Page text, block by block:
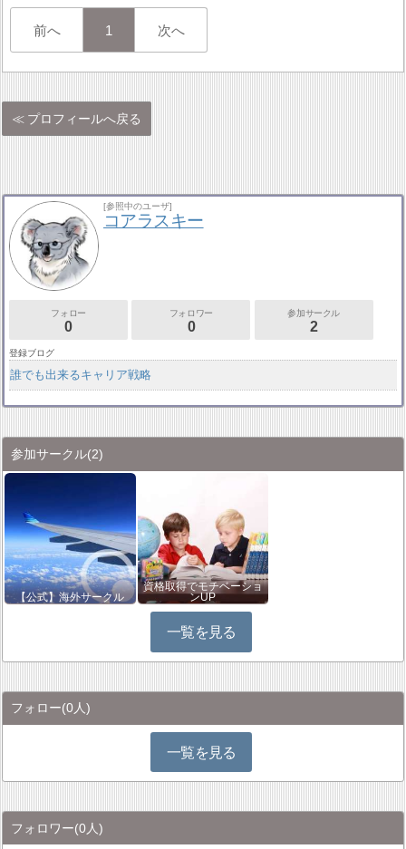
前へ 1 次へ
プロフィールへ戻る
[参照中のユーザ]
コアラスキー
フォロー
0
フォロワー
0
参加サークル
2
登録ブログ
誰でも出来るキャリア戦略
参加サークル(2)
【公式】海外サークル
資格取得でモチベーショ
ンUP
一覧を見る
フォロー(0人)
一覧を見る
フォロワー(0人)